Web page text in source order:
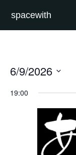
spacewith
6/9/2026
付
を
19:00